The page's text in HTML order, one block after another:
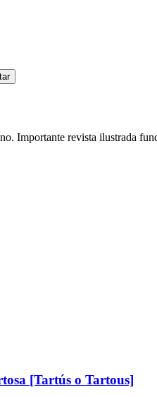
Importante revista ilustrada
[Tartús o Tartous]